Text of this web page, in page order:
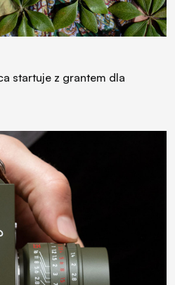
startuje z grantem dla